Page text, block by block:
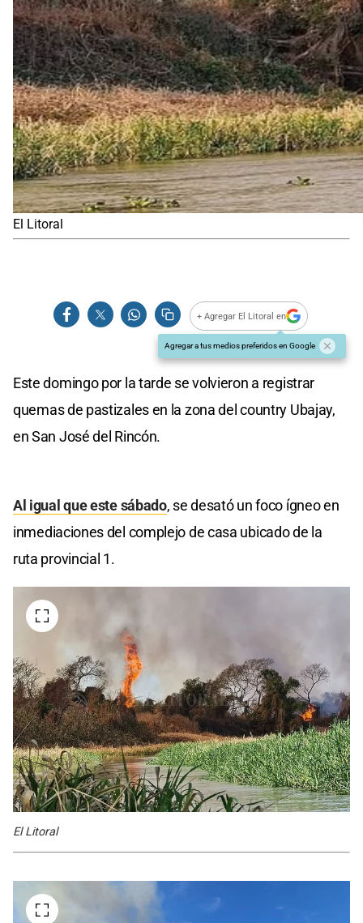
El Litoral
+ Agregar El Litoral en
Agregar a tus medios preferidos en Google
Este domingo por la tarde se volvieron a registrar
quemas de pastizales en la zona del country Ubajay,
en San José del Rincón.
Al igual que este sábado, se desató un foco ígneo en
inmediaciones del complejo de casa ubicado de la
ruta provincial 1.
El Litoral